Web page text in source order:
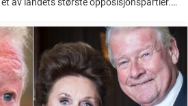
av landets største opposisjonspartier.